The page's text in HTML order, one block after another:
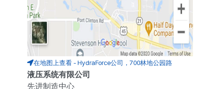
在地图上查看 - HydraForce公司，700林地公园路
液压系统有限公司
先进制造中心